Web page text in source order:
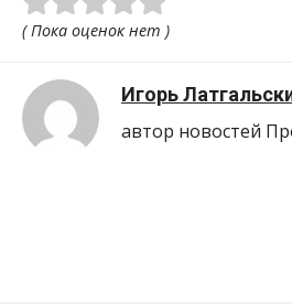
( Пока оценок нет )
Игорь
автор новостей